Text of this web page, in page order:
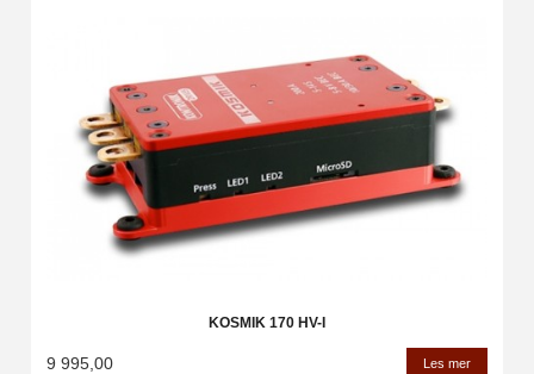
KOSMIK 170 HV-I
9 995,00 Les mer